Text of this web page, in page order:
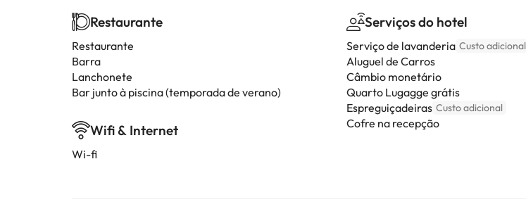
Restaurante
Restaurante
Barra
Lanchonete
Bar junto à piscina (temporada de verano)
Wifi & Internet
Wi-fi
Serviços do hotel
Serviço de lavanderia Custo adicional
Aluguel de Carros
Câmbio monetário
Quarto Lugagge grátis
Espreguiçadeiras Custo adicional
Cofre na recepção